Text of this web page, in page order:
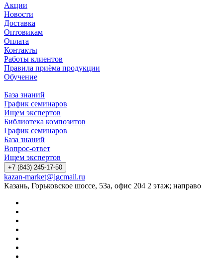
Акции
Новости
Доставка
Оптовикам
Оплата
Контакты
Работы клиентов
Правила приёма продукции
Обучение
База знаний
График семинаров
Ищем экспертов
Библиотека композитов
График семинаров
База знаний
Вопрос-ответ
Ищем экспертов
+7 (843) 245-17-50
kazan-market@igcmail.ru
Казань, ​Горьковское шоссе, 53а, офис 204 2 этаж; направо